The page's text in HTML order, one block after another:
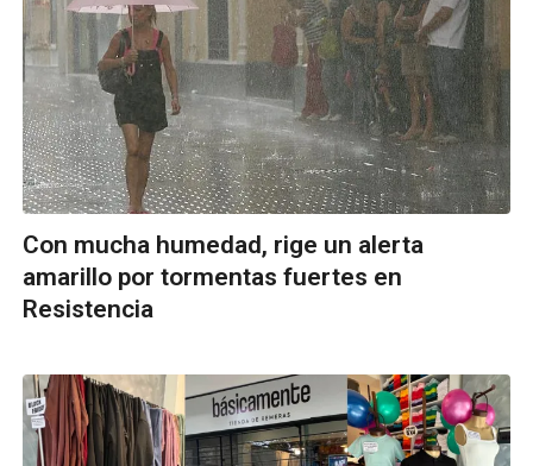
Con mucha humedad, rige un alerta
amarillo por tormentas fuertes en
Resistencia